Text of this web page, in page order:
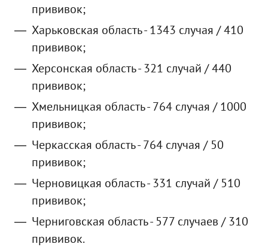
прививок;
Харьковская область - 1343 случая / 410
прививок;
Херсонская область - 321 случай / 440
прививок;
Хмельницкая область - 764 случая / 1000
прививок;
Черкасская область - 764 случая / 50
прививок;
Черновицкая область - 331 случай / 510
прививок;
Черниговская область - 577 случаев / 310
прививок.